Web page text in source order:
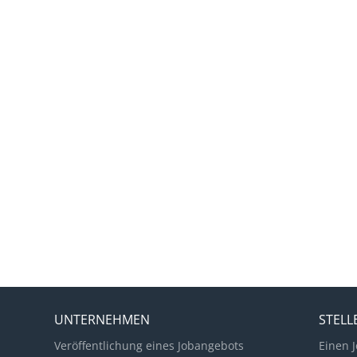
UNTERNEHMEN
Veröffentlichung eines Jobangebots Einen